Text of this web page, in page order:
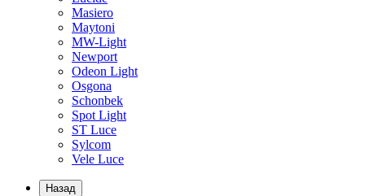
Masiero
Maytoni
MW-Light
Newport
Odeon Light
Osgona
Schonbek
Spot Light
ST Luce
Sylcom
Vele Luce
Назад